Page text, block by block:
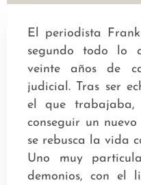
El periodista
segundo todo lo
veinte años de
judicial. Tras ser
el que
conseguir un
se rebusca la vida
Uno muy
demonios, con el